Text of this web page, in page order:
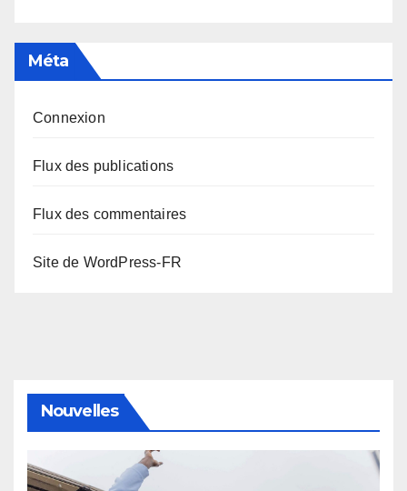
Méta
Connexion
Flux des publications
Flux des commentaires
Site de WordPress-FR
Nouvelles